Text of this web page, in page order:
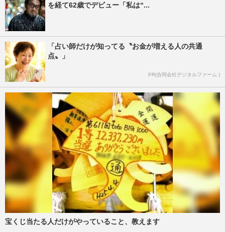
を経て62歳でデビュー「私は“...
「占い師だけが知ってる〝お金が増える人の共通
点〟」
PR(合同会社デジタルファーム )
宝くじ当たる人だけがやっていること、教えます